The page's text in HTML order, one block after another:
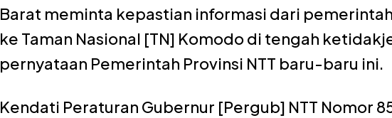
Barat meminta kepastian informasi dari
ke Taman Nasional [TN] Komodo di tengah
pernyataan Pemerintah Provinsi NTT baru-baru ini.
Kendati Peraturan Gubernur [Pergub] NTT Nomor